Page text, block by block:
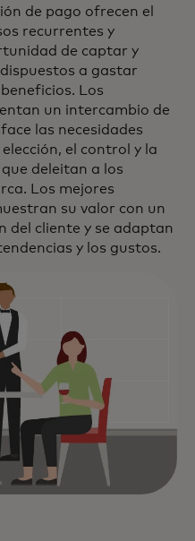
de pago ofrecen el
recurrentes y
de captar y
a gastar
Los
un intercambio de
las necesidades
el control y la
deleitan a los
Los mejores
su valor con un
del cliente y se adaptan
y los gustos.